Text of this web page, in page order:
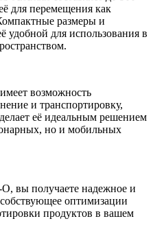
для перемещения как
размеры и
удобной для использования в
возможность
и транспортировку,
её идеальным решением
но и мобильных
вы получаете надежное и
оптимизации
продуктов в вашем